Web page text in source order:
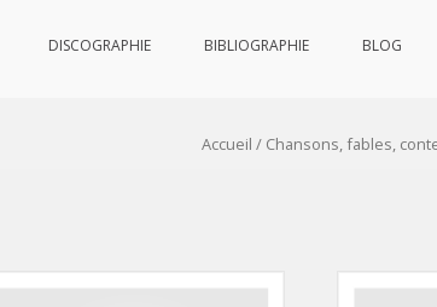
DISCOGRAPHIE BIBLIOGRAPHIE BLOG
Accueil / Chansons, fables,